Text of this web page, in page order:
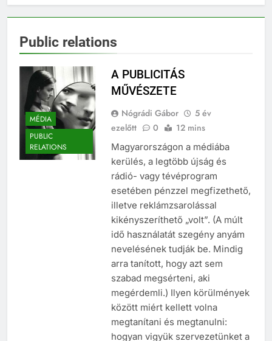
Public relations
MÉDIA
PUBLIC
RELATIONS
A PUBLICITÁS
Nógrádi Gábor
5 év
Magyarországon a médiába
kerülés, a legtöbb újság és
rádió- vagy tévéprogram
esetében pénzzel megfizethető,
illetve reklámzsarolással
kikényszeríthető „volt”. (A múlt
idő használatát szegény anyám
nevelésének tudják be. Mindig
arra tanított, hogy azt sem
szabad megsérteni, aki
megérdemli.) Ilyen körülmények
között miért kellett volna
megtanítani és megtanulni: